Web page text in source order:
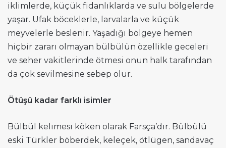
iklimlerde, küçük fidanlıklarda ve sulu bölgelerde
yaşar. Ufak böceklerle, larvalarla ve küçük
meyvelerle beslenir. Yaşadığı bölgeye hemen
hiçbir zararı olmayan bülbülün özellikle geceleri
ve seher vakitlerinde ötmesi onun halk tarafından
da çok sevilmesine sebep olur.
Ötüşü kadar farklı isimler
Bülbül kelimesi köken olarak Farsça’dır. Bülbülü
eski Türkler böberdek, keleçek, ötlügen, sandavaç